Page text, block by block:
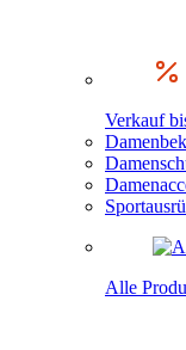
Verkauf
Alle